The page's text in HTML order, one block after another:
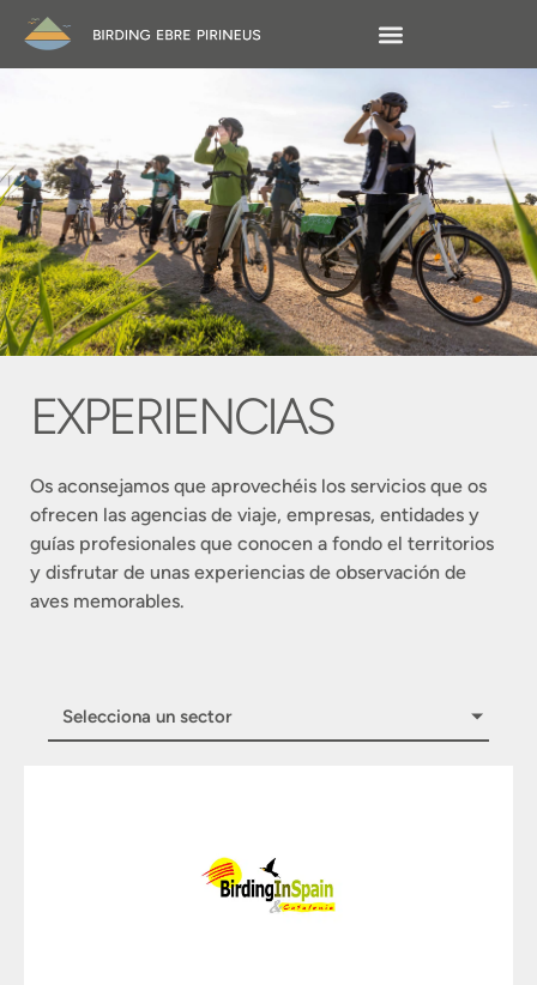
EXPERIENCIAS
Os aconsejamos que aprovechéis los servicios que os
ofrecen las agencias de viaje, empresas, entidades y
guías profesionales que conocen a fondo el territorios
y disfrutar de unas experiencias de observación de
aves memorables.
Selecciona un sector